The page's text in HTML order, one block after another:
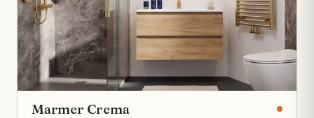
Marmer Crema